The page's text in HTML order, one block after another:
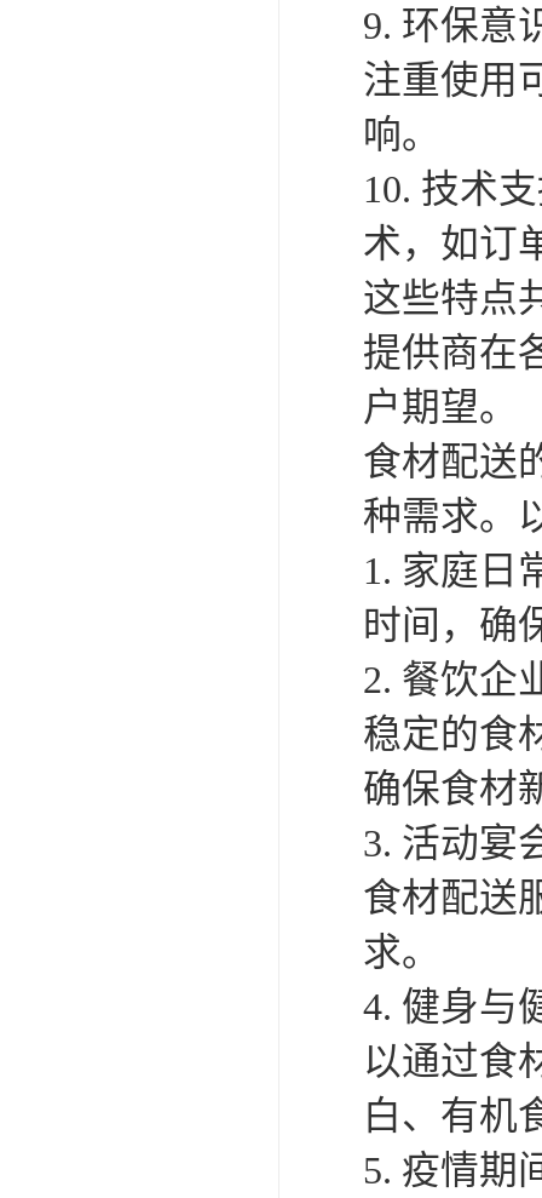
9. 环保意
注重使用
响。
10. 技术
术，如订
这些特点
提供商在
户期望。
食材配送
种需求。
1. 家庭日
时间，确
2. 餐饮企
稳定的食
确保食材
3. 活动宴
食材配送
求。
4. 健身与
以通过食
白、有机
5. 疫情期